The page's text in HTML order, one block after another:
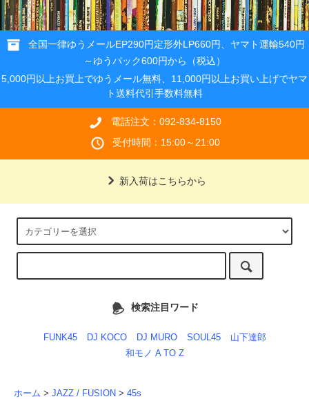
全国一律ゆうメールEP290円定形外LP660円、ヤマト運輸540円
～ゆうパック600円から（税込）
5,000円以上お買上でゆうメール無料、11,000円以上お買い上げでヤマ
ト送料代引手数料無料
電話注文：092-834-8150
受付時間：15:00～21:00
新入荷はこちらから
検索注目ワード
FUNK45 DJ KOCO DJ MURO SOUL45
山下達郎
和モノ A TO Z
ホーム > JAZZ / FUSION > 45s